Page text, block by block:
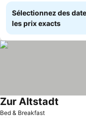
Sélectionnez des
les prix exacts
Bed & Breakfast
Zur Altstadt